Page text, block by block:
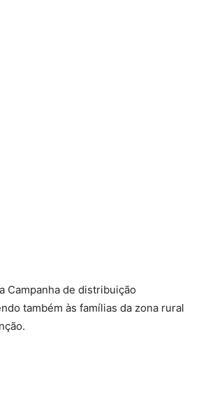
Campanha de distribuição
também às famílias da zona rural